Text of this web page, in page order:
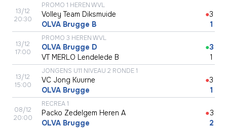
13/12
20:30
PROMO 1 HEREN WVL
Volley Team Diksmuide
OLVA Brugge B
●3
1
13/12
17:00
PROMO 3 HEREN WVL
OLVA Brugge D
VT MERLO Lendelede B
●3
1
13/12
15:00
JONGENS U11 NIVEAU 2 RONDE 1
VC Jong Kuurne
OLVA Brugge
●3
1
08/12
20:00
RECREA 1
Packo Zedelgem Heren A
OLVA Brugge
●3
2